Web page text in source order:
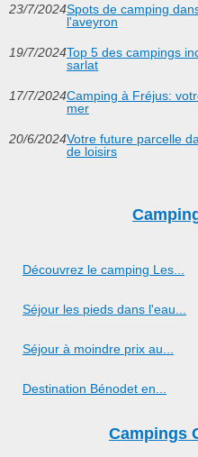
23/7/2024Spots de camping
l'aveyron
19/7/2024Top 5 des campings
sarlat
17/7/2024Camping à Fréjus:
mer
20/6/2024Votre future parcelle
de loisirs
Découvrez le camping Les...
Séjour les pieds dans l'eau...
Séjour à moindre prix au...
Destination Bénodet en...
Campings